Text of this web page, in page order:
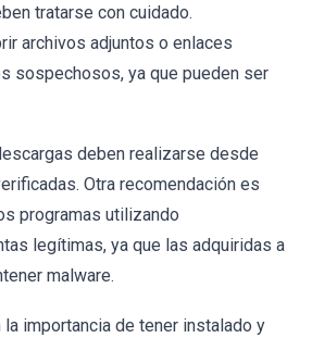
tratarse con cuidado.
archivos adjuntos o enlaces
sospechosos, ya que pueden ser
deben realizarse desde
Otra recomendación es
programas utilizando
legítimas, ya que las adquiridas a
malware.
importancia de tener instalado y